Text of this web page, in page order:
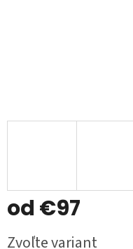
od €97
cena:
Zvoľte variant